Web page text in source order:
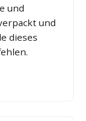
und
und
dieses